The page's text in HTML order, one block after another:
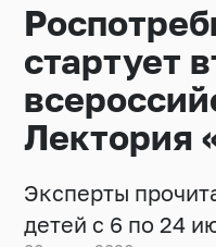
стартует
Лектория
Эксперты
детей с 6 по 24